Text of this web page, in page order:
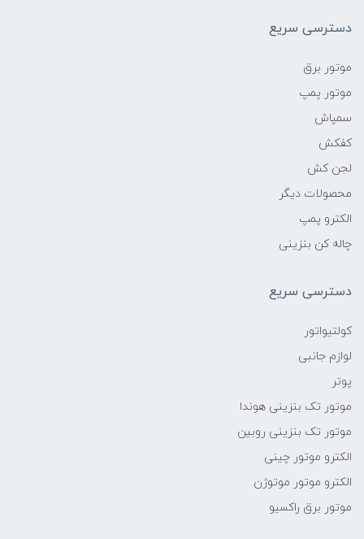
دسترسی سریع
موتور برق
موتور پمپ
سمپاش
کفکش
لجن کش
محصولات دیگر
الکترو پمپ
چاله کن بنزینی
دسترسی سریع
کولتیواتور
لوازم جانبی
پوتر
موتور تک بنزینی هوندا
موتور تک بنزینی روبین
الکترو موتور چینی
الکترو موتور موتوژن
موتور برق راکسیو